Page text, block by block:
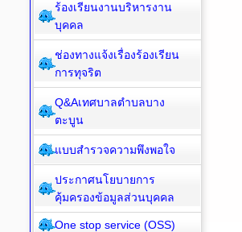
ร้องเรียนงานบริหารงาน
บุคคล
ช่องทางแจ้งเรื่องร้องเรียน
การทุจริต
Q&Aเทศบาลตำบลบาง
ตะบูน
แบบสำรวจความพึงพอใจ
ประกาศนโยบายการ
คุ้มครองข้อมูลส่วนบุคคล
One stop service (OSS)